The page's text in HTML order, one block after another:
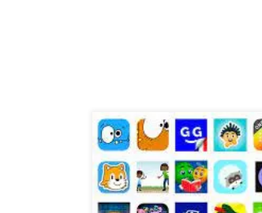
L’application : Simplifiez votre vie
technologie mobile Dans notre
technologie mobile a
interagissons avec le monde qui